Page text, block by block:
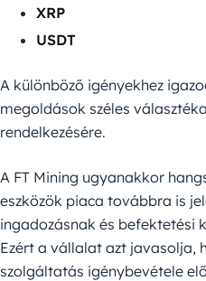
XRP
USDT
A különböző igényekhez
megoldások széles
rendelkezésére.
A FT Mining ugyanakkor
eszközök piaca továbbra is
ingadozásnak és befektetési
Ezért a vállalat azt javasolja,
szolgáltatás igénybevétele